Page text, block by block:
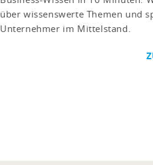
über wissenswerte Themen und
Unternehmer im Mittelstand.